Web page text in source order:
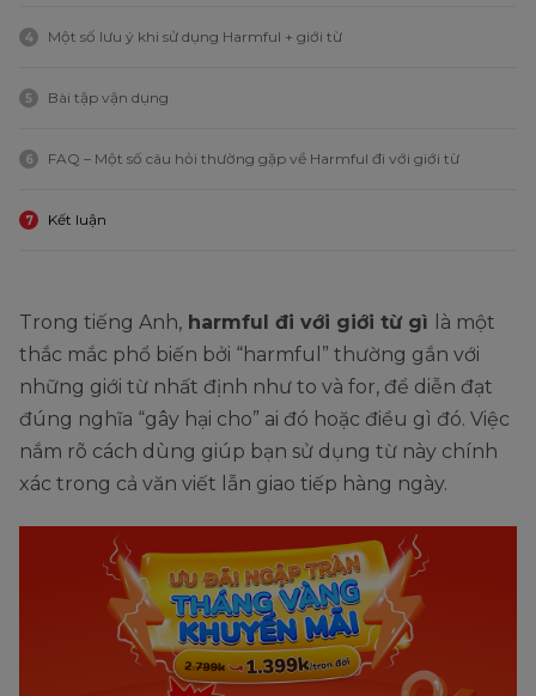
4 Một số lưu ý khi sử dụng Harmful + giới từ
5 Bài tập vận dụng
6 FAQ – Một số câu hỏi thường gặp về Harmful đi với giới từ
7 Kết luận
Trong tiếng Anh, harmful đi với giới từ gì
là một
thắc mắc phổ biến bởi “harmful” thường gắn với
những giới từ nhất định như to và for, để diễn đạt
đúng nghĩa “gây hại cho” ai đó hoặc điều gì đó. Việc
nắm rõ cách dùng giúp bạn sử dụng từ này chính
xác trong cả văn viết lẫn giao tiếp hàng ngày.